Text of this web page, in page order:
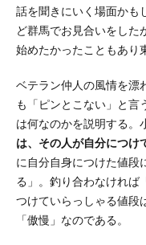
話を聞きにいく場面かも
ど群馬でお見合いをした
始めたかったこともあり
ベテラン仲人の風情を漂
も「ピンとこない」と言
は何なのかを説明する。
は、その人が自分につけ
に自分自身につけた値段
る」。釣り合わなければ
つけていらっしゃる値段
「傲慢」なのである。